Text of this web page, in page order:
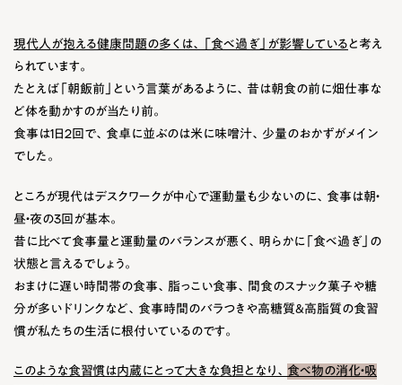
現代人が抱える健康問題の多くは、「食べ過ぎ」が影響していると考え
られています。
たとえば「朝飯前」という言葉があるように、昔は朝食の前に畑仕事な
ど体を動かすのが当たり前。
食事は1日2回で、食卓に並ぶのは米に味噌汁、少量のおかずがメイン
でした。
ところが現代はデスクワークが中心で運動量も少ないのに、食事は朝・
昼・夜の3回が基本。
昔に比べて食事量と運動量のバランスが悪く、明らかに「食べ過ぎ」の
状態と言えるでしょう。
おまけに遅い時間帯の食事、脂っこい食事、間食のスナック菓子や糖
分が多いドリンクなど、食事時間のバラつきや高糖質＆高脂質の食習
慣が私たちの生活に根付いているのです。
このような食習慣は内蔵にとって大きな負担となり、 食べ物の消化・吸